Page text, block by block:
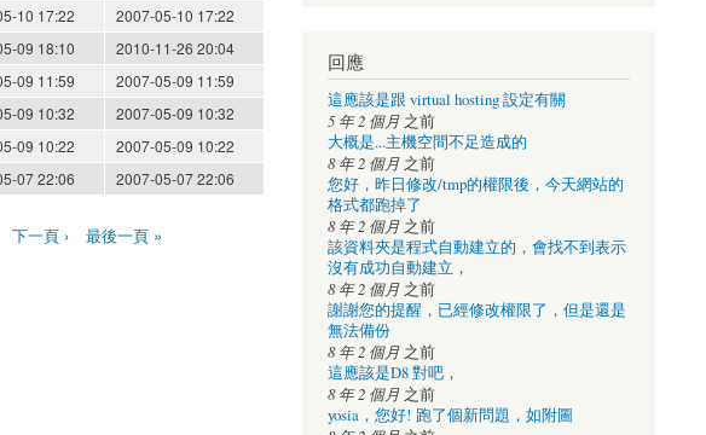
10 17:22
2007-05-10 17:22
09 18:10
2010-11-26 20:04
09 11:59
2007-05-09 11:59
09 10:32
2007-05-09 10:32
09 10:22
2007-05-09 10:22
07 22:06 2007-05-07 22:06
下一頁 › 最後一頁 »
回應
這應該是跟 virtual hosting 設定有關
5 年 2 個月之前
大概是...主機空間不足造成的
8 年 2 個月之前
您好，昨日修改/tmp的權限後，今天網站的
格式都跑掉了
8 年 2 個月之前
該資料夾是程式自動建立的，會找不到表示
沒有成功自動建立，
8 年 2 個月之前
謝謝您的提醒，已經修改權限了，但是還是
無法備份
8 年 2 個月之前
這應該是D8 對吧，
8 年 2 個月之前
yosia，您好! 跑了個新問題，如附圖